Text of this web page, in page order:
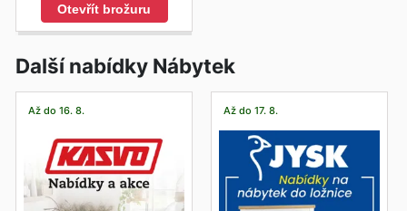
Otevřít brožuru
Další nabídky Nábytek
Až do 16. 8. Až do 17. 8.